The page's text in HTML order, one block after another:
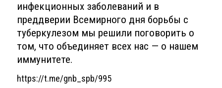
инфекционных заболеваний и в
преддверии Всемирного дня борьбы с
туберкулезом мы решили поговорить о
том, что объединяет всех нас — о нашем
иммунитете.
https://t.me/gnb_spb/995